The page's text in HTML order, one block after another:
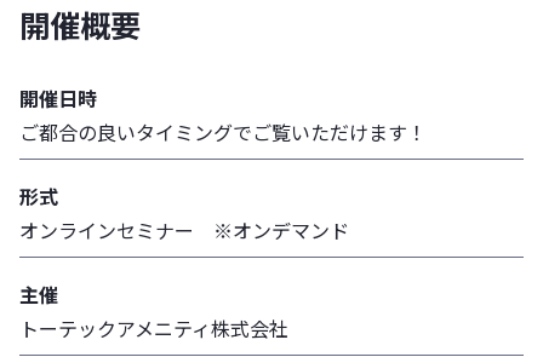
開催概要
開催日時
ご都合の良いタイミングでご覧いただけます！
形式
オンラインセミナー ※オンデマンド
主催
トーテックアメニティ株式会社